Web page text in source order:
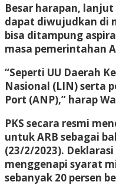
Besar harapan,
dapat diwujudkan di
bisa ditampung
masa pemerintahan
“Seperti UU Daerah
Nasional (LIN) serta
Port (ANP),” harap
PKS secara resmi
untuk ARB sebagai
(23/2/2023).
menggenapi syarat
sebanyak 20 persen